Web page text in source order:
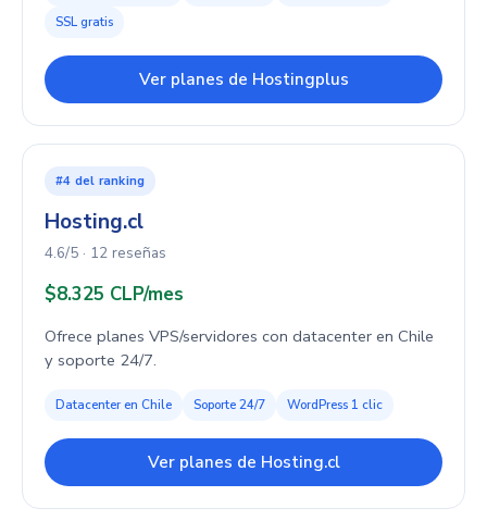
SSL gratis
Ver planes de Hostingplus
#4 del ranking
Hosting.cl
4.6/5 · 12 reseñas
$8.325 CLP/mes
Ofrece planes VPS/servidores con datacenter en Chile
y soporte 24/7.
Datacenter en Chile Soporte 24/7 WordPress 1 clic
Ver planes de Hosting.cl